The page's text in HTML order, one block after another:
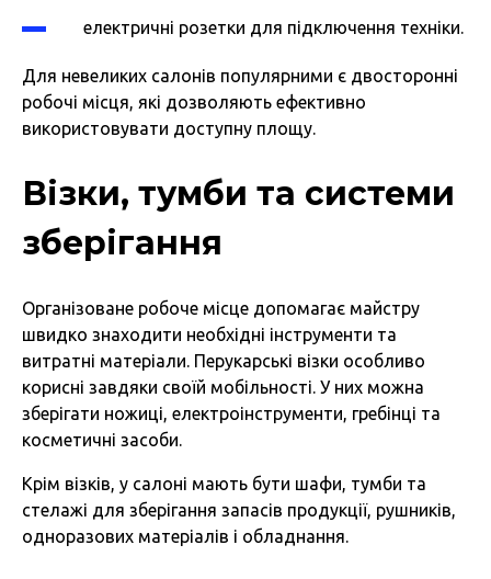
електричні розетки для підключення техніки.
Для невеликих салонів популярними є двосторонні
робочі місця, які дозволяють ефективно
використовувати доступну площу.
Візки, тумби та системи
зберігання
Організоване робоче місце допомагає майстру
швидко знаходити необхідні інструменти та
витратні матеріали. Перукарські візки особливо
корисні завдяки своїй мобільності. У них можна
зберігати ножиці, електроінструменти, гребінці та
косметичні засоби.
Крім візків, у салоні мають бути шафи, тумби та
стелажі для зберігання запасів продукції, рушників,
одноразових матеріалів і обладнання.